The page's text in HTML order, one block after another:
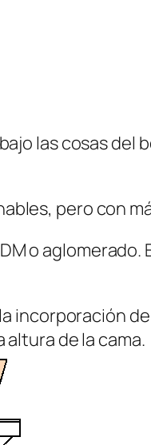
las cosas del
pero con
o
incorporación
de la cama.